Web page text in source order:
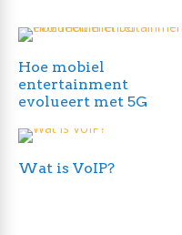
Hoe mobiel
entertainment
evolueert met 5G
Wat is VoIP?